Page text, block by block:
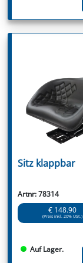
Sitz klappbar
Artnr: 78314
€ 148.90
(Preis inkl. 20% USt.)
Auf Lager.